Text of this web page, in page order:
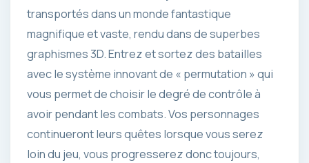
transportés dans un monde fantastique
magnifique et vaste, rendu dans de superbes
graphismes 3D. Entrez et sortez des batailles
avec le système innovant de « permutation » qui
vous permet de choisir le degré de contrôle à
avoir pendant les combats. Vos personnages
continueront leurs quêtes lorsque vous serez
loin du jeu, vous progresserez donc toujours,